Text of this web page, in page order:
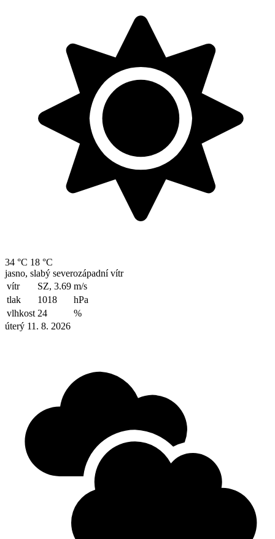
34 °C 18 °C
jasno, slabý severozápadní vítr
vítr
SZ, 3.69 m/s
tlak
1018
hPa
vlhkost 24
%
úterý 11. 8. 2026